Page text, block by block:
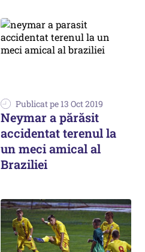
Publicat pe 13 Oct 2019
Neymar a părăsit
accidentat terenul la
un meci amical al
Braziliei